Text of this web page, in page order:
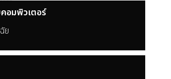
คอมพิวเตอร์
ย